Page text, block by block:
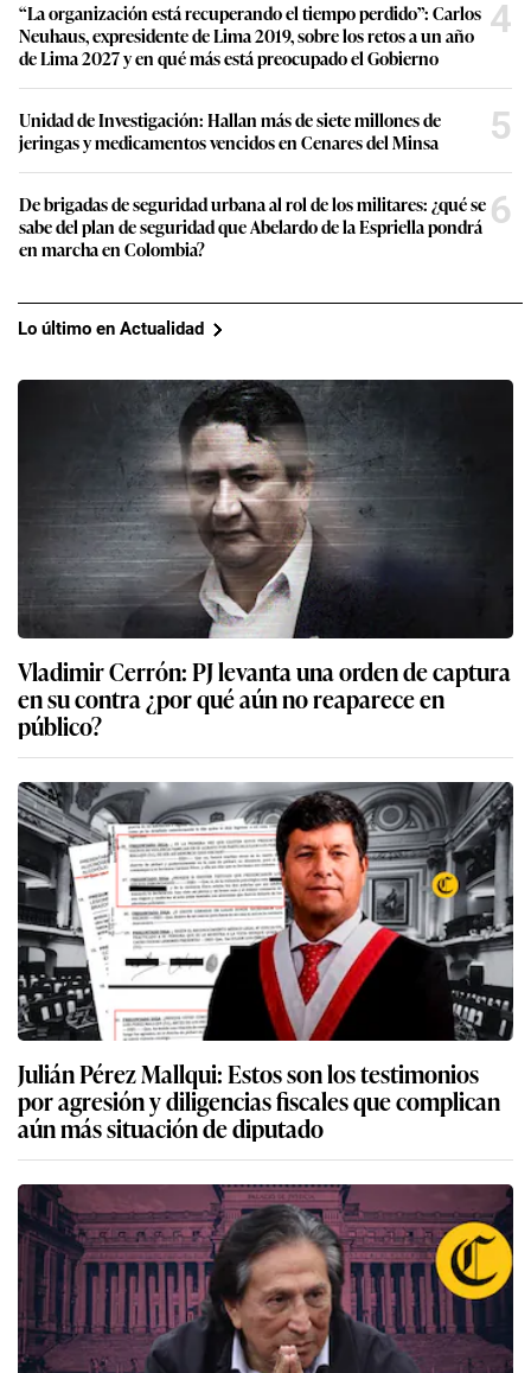
“La organización está recuperando el tiempo perdido”: Carlos
Neuhaus, expresidente de Lima 2019, sobre los retos a un año
de Lima 2027 y en qué más está preocupado el Gobierno
4
Unidad de Investigación: Hallan más de siete millones de
jeringas y medicamentos vencidos en Cenares del Minsa
5
De brigadas de seguridad urbana al rol de los militares: ¿qué se
sabe del plan de seguridad que Abelardo de la Espriella pondrá
en marcha en Colombia?
6
Lo último en Actualidad
Vladimir Cerrón: PJ levanta una orden de captura
en su contra ¿por qué aún no reaparece en
público?
Julián Pérez Mallqui: Estos son los testimonios
por agresión y diligencias fiscales que complican
aún más situación de diputado